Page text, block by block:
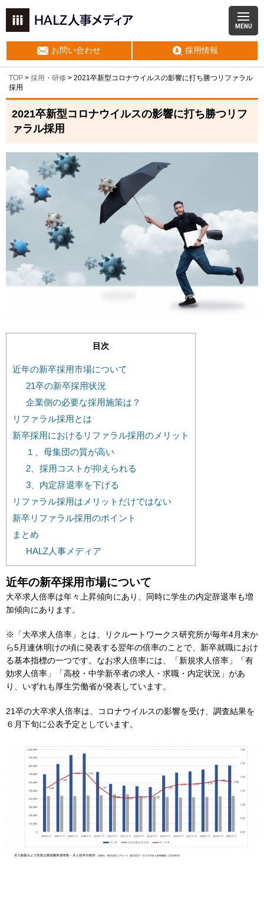
MENU
お問い合わせ 採用情報
TOP > 採用・研修 > 2021卒新型コロナウイルスの影響に打ち勝つリファラル
採用
2021卒新型コロナウイルスの影響に打ち勝つリフ
ァラル採用
目次
近年の新卒採用市場について
21卒の新卒採用状況
企業側の必要な採用施策は？
リファラル採用とは
新卒採用におけるリファラル採用のメリット
１、母集団の質が高い
2、採用コストが抑えられる
3、内定辞退率を下げる
リファラル採用はメリットだけではない
新卒リファラル採用のポイント
まとめ
HALZ人事メディア
近年の新卒採用市場について
大卒求人倍率は年々上昇傾向にあり、同時に学生の内定辞退率も増
加傾向にあります。
※「大卒求人倍率」とは、リクルートワークス研究所が毎年4月末か
ら5月連休明けの頃に発表する翌年の倍率のことで、新卒就職におけ
る基本指標の一つです。なお求人倍率には、「新規求人倍率」「有
効求人倍率」「高校・中学新卒者の求人・求職・内定状況」があ
り、いずれも厚生労働省が発表しています。
21卒の大卒求人倍率は、コロナウイルスの影響を受け、調査結果を
６月下旬に公表予定としています。